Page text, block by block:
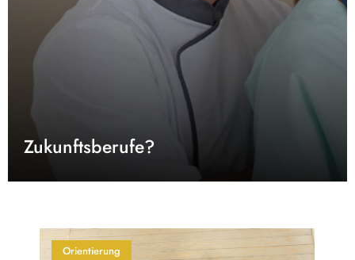
Zukunftsberufe?
Orientierung